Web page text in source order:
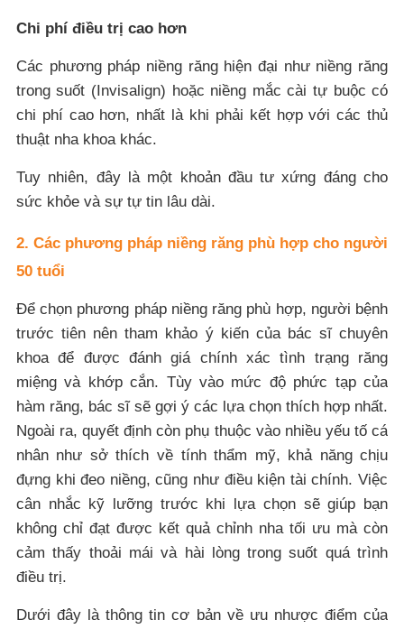
Chi phí điều trị cao hơn
Các phương pháp niềng răng hiện đại như niềng răng
trong suốt (Invisalign) hoặc niềng mắc cài tự buộc có
chi phí cao hơn, nhất là khi phải kết hợp với các thủ
thuật nha khoa khác.
Tuy nhiên, đây là một khoản đầu tư xứng đáng cho
sức khỏe và sự tự tin lâu dài.
2. Các phương pháp niềng răng phù hợp cho người
50 tuổi
Để chọn phương pháp niềng răng phù hợp, người bệnh
trước tiên nên tham khảo ý kiến của bác sĩ chuyên
khoa để được đánh giá chính xác tình trạng răng
miệng và khớp cắn. Tùy vào mức độ phức tạp của
hàm răng, bác sĩ sẽ gợi ý các lựa chọn thích hợp nhất.
Ngoài ra, quyết định còn phụ thuộc vào nhiều yếu tố cá
nhân như sở thích về tính thẩm mỹ, khả năng chịu
đựng khi đeo niềng, cũng như điều kiện tài chính. Việc
cân nhắc kỹ lưỡng trước khi lựa chọn sẽ giúp bạn
không chỉ đạt được kết quả chỉnh nha tối ưu mà còn
cảm thấy thoải mái và hài lòng trong suốt quá trình
điều trị.
Dưới đây là thông tin cơ bản về ưu nhược điểm của